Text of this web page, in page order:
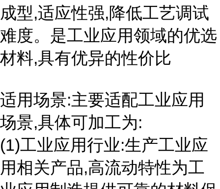
成型,适应性强,降低工艺调试
难度。是工业应用领域的优选
材料,具有优异的性价比
适用场景:主要适配工业应用
场景,具体可加工为:
(1)工业应用行业:生产工业应
用相关产品,高流动特性为工